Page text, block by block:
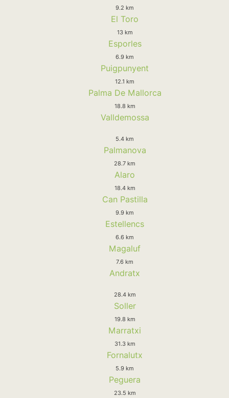
9.2 km
El Toro
13 km
Esporles
6.9 km
Puigpunyent
12.1 km
Palma De Mallorca
18.8 km
Valldemossa
5.4 km
Palmanova
28.7 km
Alaro
18.4 km
Can Pastilla
9.9 km
Estellencs
6.6 km
Magaluf
7.6 km
Andratx
28.4 km
Soller
19.8 km
Marratxi
31.3 km
Fornalutx
5.9 km
Peguera
23.5 km